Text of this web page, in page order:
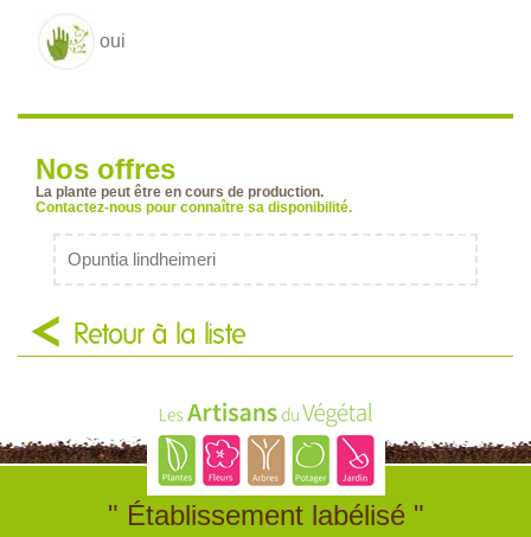
oui
Nos offres
La plante peut être en cours de production.
Contactez-nous pour connaître sa disponibilité.
Opuntia lindheimeri
Retour à la liste
" Établissement labélisé "